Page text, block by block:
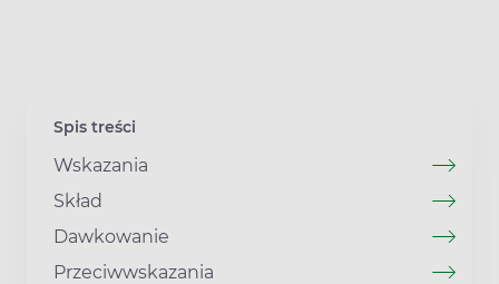
Spis treści
Wskazania
Skład
Dawkowanie
Przeciwwskazania